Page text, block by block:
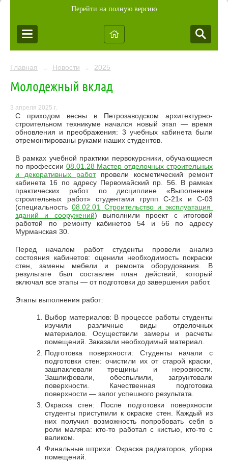
Перейти на полную версию
Главная → Новости → 2025
Молодежный вклад
3 апреля 2025 г.
С приходом весны в Петрозаводском архитектурно-
строительном техникуме начался новый этап — время
обновления и преображения: 3 учебных кабинета были
отремонтированы руками наших студентов.
В рамках учебной практики первокурсники, обучающиеся
по профессии 08.01.28 Мастер отделочных строительных
и декоративных работпровели косметический ремонт
кабинета 16 по адресу Первомайский пр. 56. В рамках
практических работ по дисциплине «Выполнение
строительных работ» студентами групп С-21к и С-03
(специальность 08.02.01 Строительство и эксплуатация
зданий и сооружений) выполнили проект с итоговой
работой по ремонту кабинетов 54 и 56 по адресу
Мурманская 30.
Перед началом работ студенты провели анализ
состояния кабинетов: оценили необходимость покраски
стен, замены мебели и ремонта оборудования. В
результате был составлен план действий, который
включал все этапы — от подготовки до завершения работ.
Этапы выполнения работ:
Выбор материалов: В процессе работы студенты
изучили различные виды отделочных
материалов. Осуществили замеры и расчеты
помещений. Заказали необходимый материал.
Подготовка поверхности: Студенты начали с
подготовки стен: очистили их от старой краски,
зашпаклевали трещины и неровности.
Зашлифовали, обеспылили, загрунтовали
поверхности. Качественная подготовка
поверхности — залог успешного результата.
Окраска стен: После подготовки поверхности
студенты приступили к окраске стен. Каждый из
них получил возможность попробовать себя в
роли маляра: кто-то работал с кистью, кто-то с
валиком.
Финальные штрихи: Окраска радиаторов, уборка
помещений.